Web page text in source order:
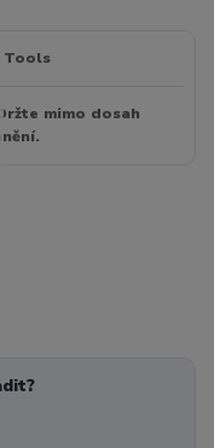
Tools
mimo dosah